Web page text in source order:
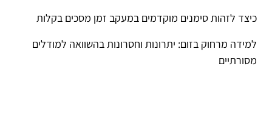
כיצד לזהות סימנים מוקדמים במעקב זמן מסכים בקלות
למידה מרחוק בזום: יתרונות וחסרונות בהשוואה למודלים
מסורתיים